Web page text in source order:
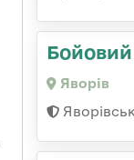
Яворів